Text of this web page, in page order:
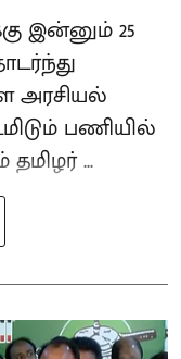
இன்னும் 25
அரசியல்
பணியில்
...